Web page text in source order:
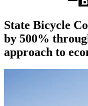
State Bicycle
by 500%
approach to